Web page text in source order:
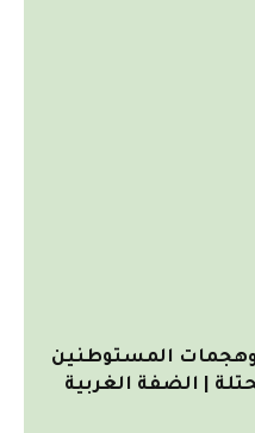
وهجمات المستوطنين
| الضفة الغربية